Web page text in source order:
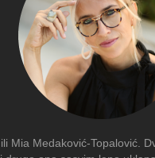
Mia Medaković-Topalović.